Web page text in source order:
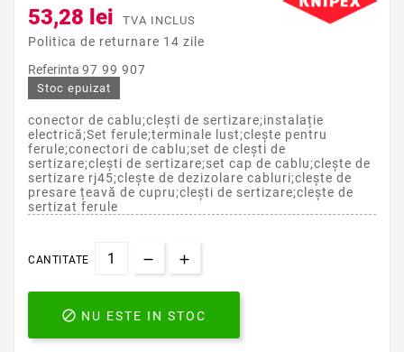
53,28 lei TVA INCLUS
Politica de returnare 14 zile
Referinta 97 99 907
Stoc epuizat
conector de cablu;clești de sertizare;instalație
electrică;Set ferule;terminale lust;clește pentru
ferule;conectori de cablu;set de clești de
sertizare;clești de sertizare;set cap de cablu;clește de
sertizare rj45;clește de dezizolare cabluri;clește de
presare țeavă de cupru;clești de sertizare;clește de
sertizat ferule
CANTITATE
 NU ESTE IN STOC